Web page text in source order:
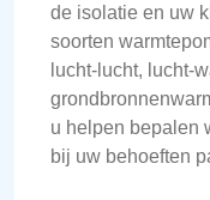
de isolatie en uw
soorten
lucht-lucht, lucht-
u helpen bepalen
bij uw behoeften